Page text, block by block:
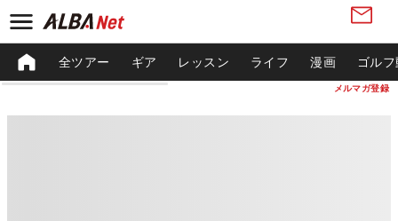
メルマガ登録
全ツアー ギア レッスン ライフ 漫画 ゴル